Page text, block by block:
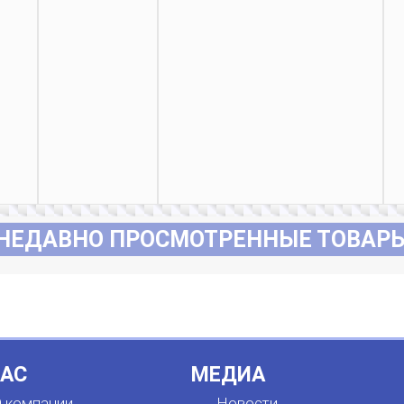
ПРОСМОТРЕННЫЕ ТОВАРЫ
МЕДИА